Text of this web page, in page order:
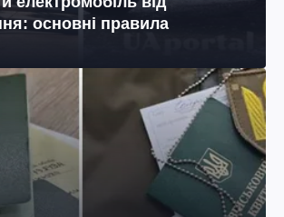
основні правила